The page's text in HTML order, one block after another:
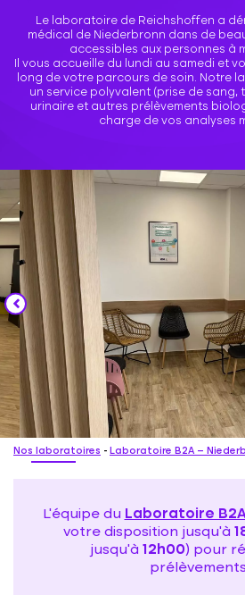
Le laboratoire de Reichshoffen a
médical de Niederbronn dans de
accessibles aux personnes à
Il vous accueille du lundi au samedi et
long de votre parcours de soin. Notre
un service polyvalent (prise de sang,
urinaire et autres prélèvements
charge de vos analyses
Nos laboratoires - Laboratoire B2A –
L'équipe du Laboratoire
votre disposition jusqu'à
jusqu'à 12h00) pour